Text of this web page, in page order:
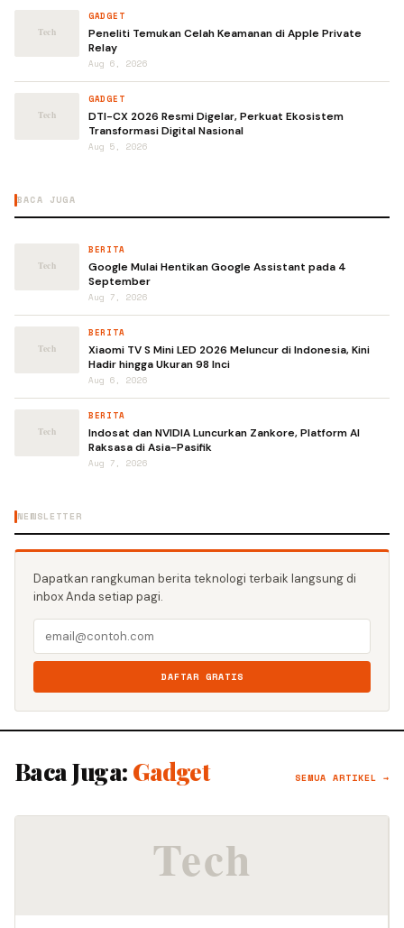
GADGET
Peneliti Temukan Celah Keamanan di Apple Private
Relay
Aug 6, 2026
GADGET
DTI-CX 2026 Resmi Digelar, Perkuat Ekosistem
Transformasi Digital Nasional
Aug 5, 2026
BACA JUGA
BERITA
Google Mulai Hentikan Google Assistant pada 4
September
Aug 7, 2026
BERITA
Xiaomi TV S Mini LED 2026 Meluncur di Indonesia, Kini
Hadir hingga Ukuran 98 Inci
Aug 6, 2026
BERITA
Indosat dan NVIDIA Luncurkan Zankore, Platform AI
Raksasa di Asia-Pasifik
Aug 7, 2026
NEWSLETTER
Dapatkan rangkuman berita teknologi terbaik langsung di
inbox Anda setiap pagi.
DAFTAR GRATIS
Baca Juga: Gadget SEMUA ARTIKEL →